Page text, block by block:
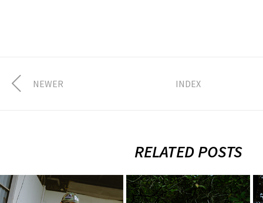
NEWER INDEX
RELATED POSTS
FULLHOUSE ×
2026.8.7.Fri